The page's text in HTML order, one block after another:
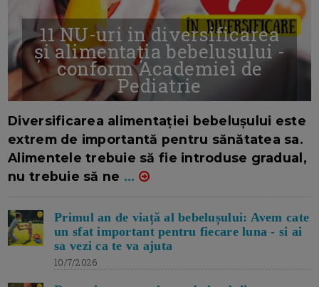
11 NU-uri in diversificarea
și alimentația bebelușului -
conform Academiei de
Pediatrie
Diversificarea alimentației bebelușului este
extrem de importantă pentru sănătatea sa.
Alimentele trebuie să fie introduse gradual,
nu trebuie să ne ...
Primul an de viață al bebelușului: Avem cate
un sfat important pentru fiecare luna - si ai
sa vezi ca te va ajuta
10/7/2026